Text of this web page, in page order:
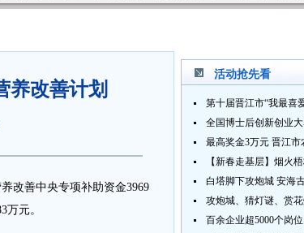
养改善计划
改善中央专项补助资金3969
元。
活动抢先看
【新春走基层】烟火
白塔脚下攻炮城 安海
百余企业超5000个岗